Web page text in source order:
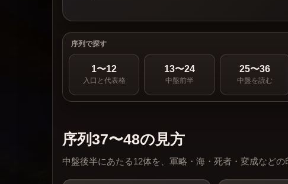
序列で探す
1〜12
入口と代表格
13〜24
中盤前半
25〜36
中盤を読む
序列37〜48の見方
中盤後半にあたる12体を、軍略・海・死者・変成などの